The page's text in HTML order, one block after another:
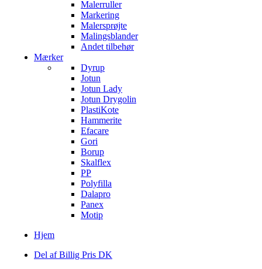
Malerruller
Markering
Malersprøjte
Malingsblander
Andet tilbehør
Mærker
Dyrup
Jotun
Jotun Lady
Jotun Drygolin
PlastiKote
Hammerite
Efacare
Gori
Borup
Skalflex
PP
Polyfilla
Dalapro
Panex
Motip
Hjem
Del af Billig Pris DK